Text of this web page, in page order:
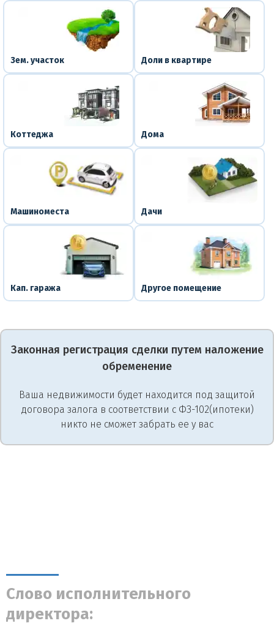
Зем. участок Доли в квартире
Коттеджа Дома
Машиноместа Дачи
Кап. гаража Другое помещение
Законная регистрация сделки путем наложение
обременение
Ваша недвижимости будет находится под защитой
договора залога в соответствии с ФЗ-102(ипотеки)
никто не сможет забрать ее у вас
Слово исполнительного
директора: